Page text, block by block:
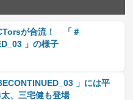
が合流！ 「＃
」の様子
」には平
、三宅健も登場